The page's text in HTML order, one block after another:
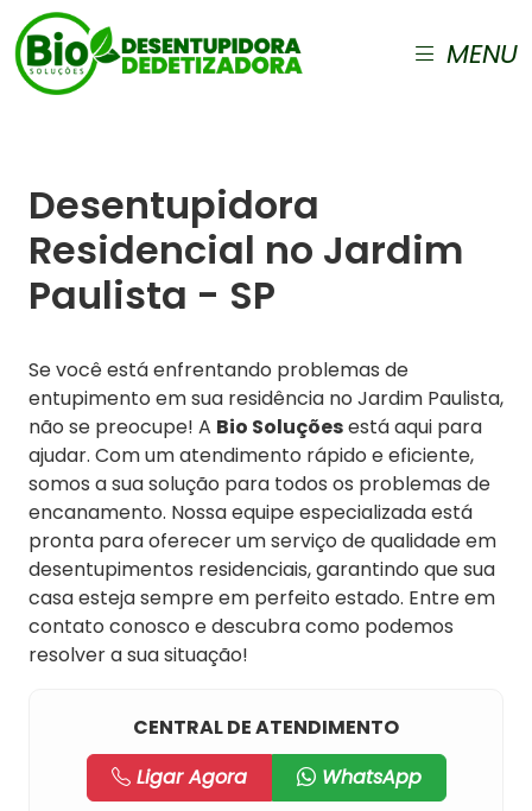
MENU
Desentupidora
Residencial no Jardim
Paulista - SP
Se você está enfrentando problemas de
entupimento em sua residência no Jardim Paulista,
não se preocupe! A Bio Soluçõesestá aqui para
ajudar. Com um atendimento rápido e eficiente,
somos a sua solução para todos os problemas de
encanamento. Nossa equipe especializada está
pronta para oferecer um serviço de qualidade em
desentupimentos residenciais, garantindo que sua
casa esteja sempre em perfeito estado. Entre em
contato conosco e descubra como podemos
resolver a sua situação!
CENTRAL DE ATENDIMENTO
Ligar Agora
WhatsApp